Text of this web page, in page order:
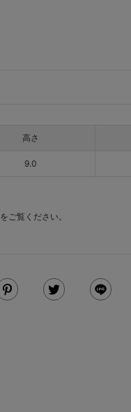
高さ
9.0
をご覧ください。